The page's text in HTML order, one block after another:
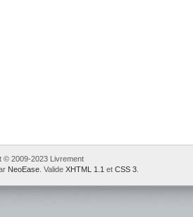
© 2009-2023 Livrement
NeoEase . Valide XHTML 1.1 et CSS 3